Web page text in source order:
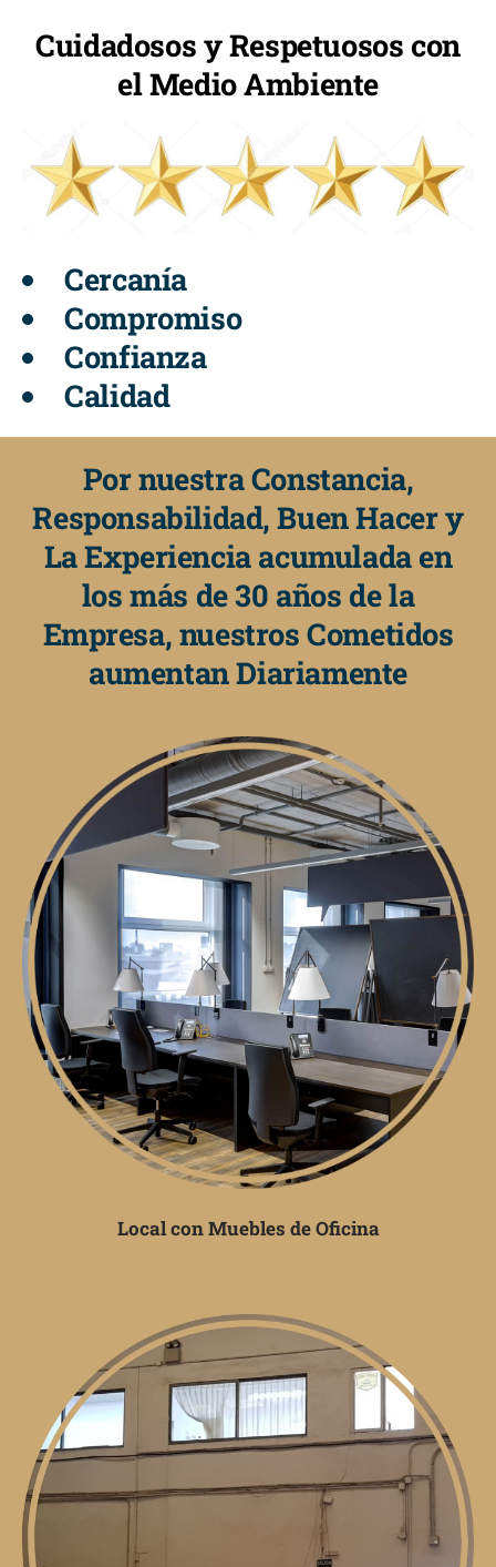
Cuidadosos y Respetuosos con
el Medio Ambiente
Cercanía
Compromiso
Confianza
Calidad
Por nuestra Constancia,
Responsabilidad, Buen Hacer y
La Experiencia acumulada en
los más de 30 años de la
Empresa, nuestros Cometidos
aumentan Diariamente
Local con Muebles de Oficina